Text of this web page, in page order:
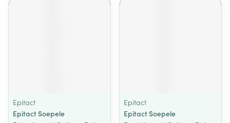
Epitact
Epitact Soepele
Epitact
Epitact Soepele